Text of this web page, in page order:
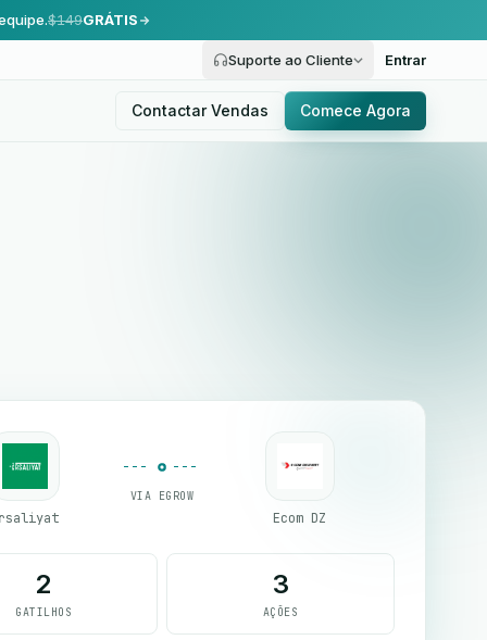
$149GRÁTIS
Suporte ao Cliente Entrar
Contactar Vendas Comece Agora
VIA EGROW
Ecom DZ
2
GATILHOS
3
AÇÕES